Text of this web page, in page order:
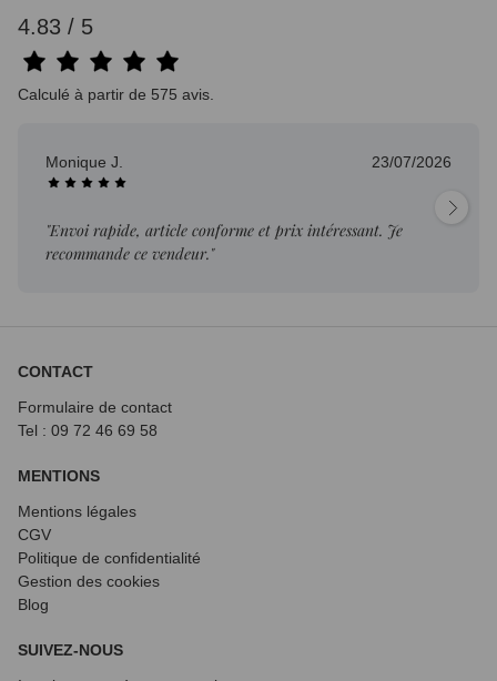
4.83 / 5
Calculé à partir de 575 avis.
Monique J. 23/07/2026
"Envoi rapide, article conforme et prix intéressant. Je
recommande ce vendeur."
CONTACT
Formulaire de contact
Tel : 09 72 46 69 58
MENTIONS
Mentions légales
CGV
Politique de confidentialité
Gestion des cookies
Blog
SUIVEZ-NOUS